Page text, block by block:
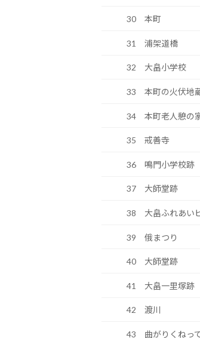
30 本町
31 浦架道橋
32 大畠小学校
33 本町の火伏地
34 本町老人憩の
35 戒善寺
36 鳴門小学校跡
37 大師堂跡
38 大畠ふれあい
39 俄まつり
40 大師堂跡
41 大畠一里塚跡
42 渡川
43 曲がりくねっ